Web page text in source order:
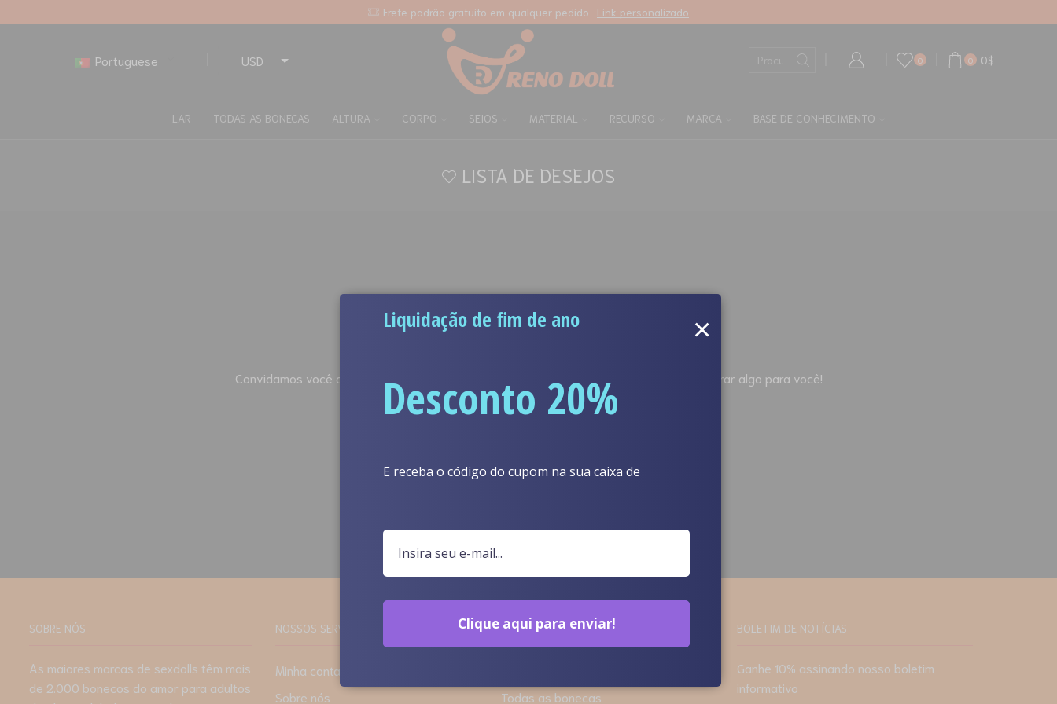
Frete padrão gratuito em qualquer pedido Link personalizado
Portuguese
USD
0 0 0$
LAR TODAS AS BONECAS ALTURA CORPO SEIOS MATERIAL RECURSO MARCA BASE DE CONHECIMENTO
LISTA DE DESEJOS
Convidamos você a conhecer o sortimento de nossa loja. Certamente você pode encontrar algo para você!
VOLTAR À LOJA
SOBRE NÓS
As maiores marcas de sexdolls têm mais
de 2.000 bonecos do amor para adultos
NOSSOS SERVIÇOS
Minha conta
Sobre nós
COLEÇÕES ESPECIAIS
Todas as bonecas
BOLETIM DE NOTÍCIAS
Ganhe 10% assinando nosso boletim
informativo
Desconto 20%
Liquidação de fim de ano
E receba o código do cupom na sua caixa de
Clique aqui para enviar!
×